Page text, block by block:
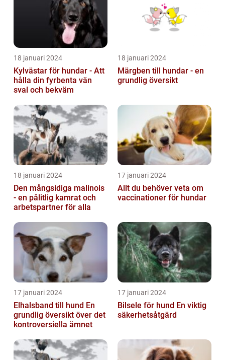
18 januari 2024
Kylvästar för hundar - Att
hålla din fyrbenta vän
sval och bekväm
18 januari 2024
Märgben till hundar - en
grundlig översikt
18 januari 2024
Den mångsidiga malinois
- en pålitlig kamrat och
arbetspartner för alla
17 januari 2024
Allt du behöver veta om
vaccinationer för hundar
17 januari 2024
Elhalsband till hund En
grundlig översikt över det
kontroversiella ämnet
17 januari 2024
Bilsele för hund En viktig
säkerhetsåtgärd